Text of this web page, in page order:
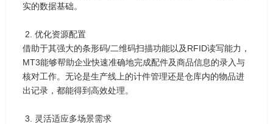
实的数据基础。
2. 优化资源配置
借助于其强大的条形码/二维码扫描功能以及RFID读写能力，
MT3能够帮助企业快速准确地完成配件及商品信息的录入与
核对工作。无论是生产线上的计件管理还是仓库内的物品进
出记录，都能得到高效处理。
3. 灵活适应多场景需求